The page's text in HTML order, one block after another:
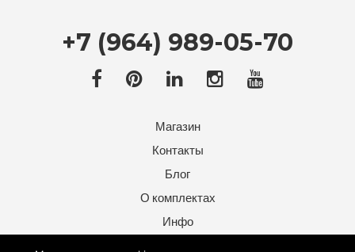
+7 (964) 989-05-70
Магазин
Контакты
Блог
О комплектах
Инфо